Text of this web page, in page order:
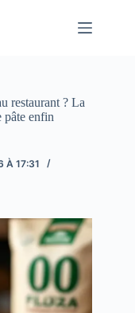
restaurant ? La
pâte enfin
À 17:31